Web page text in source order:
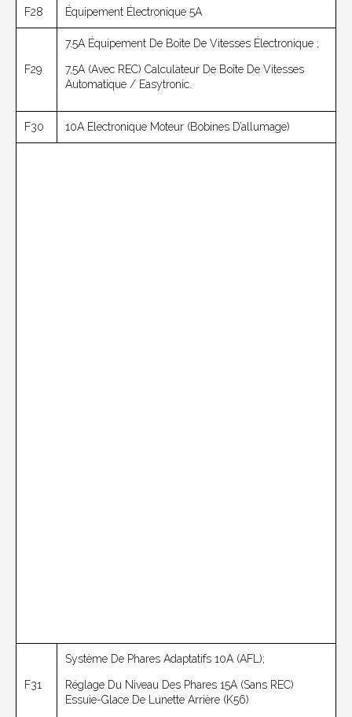
F28 Équipement Électronique 5A
F29
7.5A Équipement De Boîte De Vitesses Électronique ;
7,5A (avec REC) Calculateur De Boîte De Vitesses
Automatique / Easytronic.
F30 10A Electronique Moteur (bobines D’allumage)
F31
Système De Phares Adaptatifs 10A (AFL);
Réglage Du Niveau Des Phares 15A (sans REC)
Essuie-Glace De Lunette Arrière (K56)